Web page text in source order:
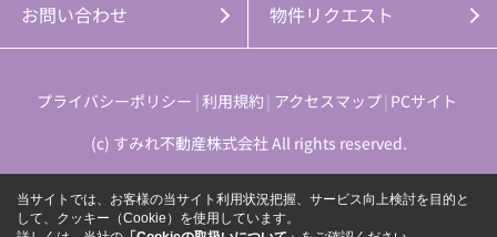
お問い合わせ 物件リクエスト
プライバシーポリシー 利用規約 アクセスマップ PCサイト
(c) すみれ不動産株式会社 All rights reserved.
当サイトでは、お客様の当サイト利用状況把握、サービス向上検討を目的と
して、クッキー（Cookie）を使用しています。